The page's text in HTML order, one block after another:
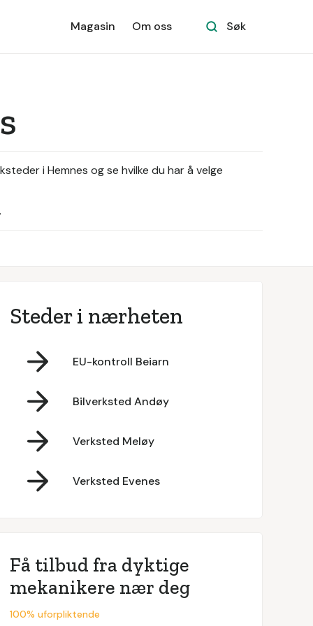
Magasin Om oss Søk
i Hemnes og se hvilke du har å velge
Steder i nærheten
EU-kontroll Beiarn
Bilverksted Andøy
Verksted Meløy
Verksted Evenes
Få tilbud fra dyktige
mekanikere nær deg
100% uforpliktende